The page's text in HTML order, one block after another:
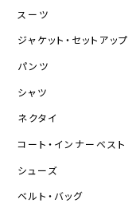
スーツ
ジャケット・セットアップ
パンツ
シャツ
ネクタイ
コート・インナーベスト
シューズ
ベルト・バッグ